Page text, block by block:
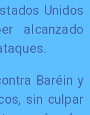
Unidos
alcanzado
Baréin y
sin culpar